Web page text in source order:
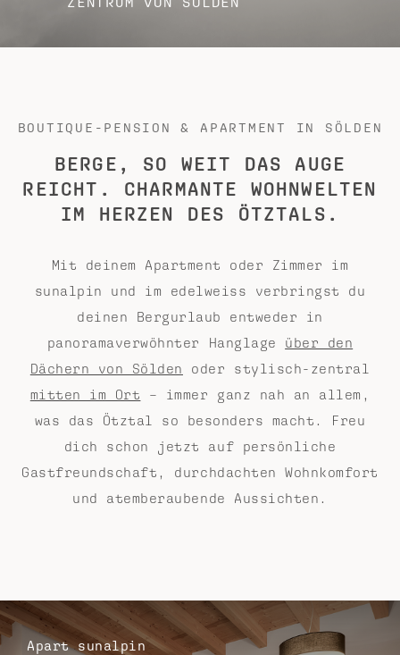
BOUTIQUE-PENSION & APARTMENT IN SÖLDEN
BERGE, SO WEIT DAS AUGE
REICHT. CHARMANTE WOHNWELTEN
IM HERZEN DES ÖTZTALS.
Mit deinem Apartment oder Zimmer im
sunalpin und im edelweiss verbringst du
deinen Bergurlaub entweder in
panoramaverwöhnter Hanglage über den
Dächern von Sölden
oder stylisch-zentral
mitten im Ort – immer ganz nah an allem,
was das Ötztal so besonders macht. Freu
dich schon jetzt auf persönliche
Gastfreundschaft, durchdachten Wohnkomfort
und atemberaubende Aussichten.
Apart sunalpin